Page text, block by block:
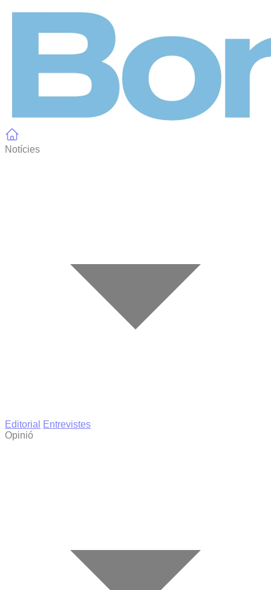
Notícies
Editorial
Entrevistes
Opinió